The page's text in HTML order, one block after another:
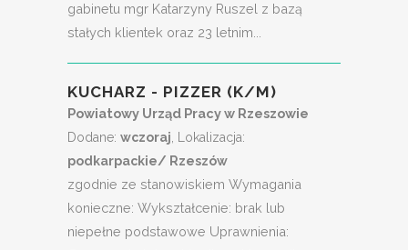
gabinetu mgr Katarzyny Ruszel z bazą
stałych klientek oraz 23 letnim...
KUCHARZ - PIZZER (K/M)
Powiatowy Urząd Pracy w Rzeszowie
Dodane: wczoraj , Lokalizacja:
podkarpackie/ Rzeszów
zgodnie ze stanowiskiem Wymagania
konieczne: Wykształcenie: brak lub
niepełne podstawowe Uprawnienia: